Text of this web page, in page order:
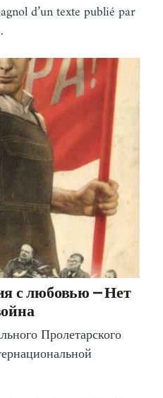
d’un texte publié par
с любовью – Нет
Пролетарского